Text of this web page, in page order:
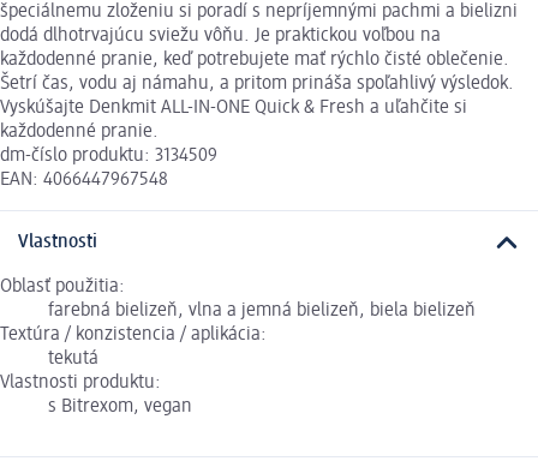
špeciálnemu zloženiu si poradí s nepríjemnými pachmi a bielizni
dodá dlhotrvajúcu sviežu vôňu. Je praktickou voľbou na
každodenné pranie, keď potrebujete mať rýchlo čisté oblečenie.
Šetrí čas, vodu aj námahu, a pritom prináša spoľahlivý výsledok.
Vyskúšajte Denkmit ALL-IN-ONE Quick & Fresh a uľahčite si
každodenné pranie.
dm-číslo produktu: 3134509
EAN: 4066447967548
Vlastnosti
Oblasť použitia:
farebná bielizeň, vlna a jemná bielizeň, biela bielizeň
Textúra / konzistencia / aplikácia:
tekutá
Vlastnosti produktu:
s Bitrexom, vegan